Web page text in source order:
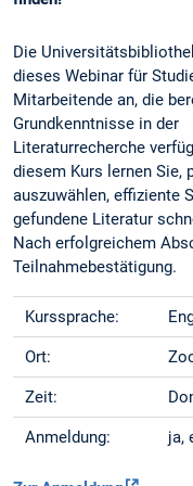
Die
dieses Webinar für
Mitarbeitende an, die
Grundkenntnisse in der
Literaturrecherche
diesem Kurs lernen Sie,
auszuwählen, effiziente
gefundene Literatur
Nach erfolgreichem
Teilnahmebestätigung.
Kurssprache:
Ort:
Zeit:
Anmeldung: ja,